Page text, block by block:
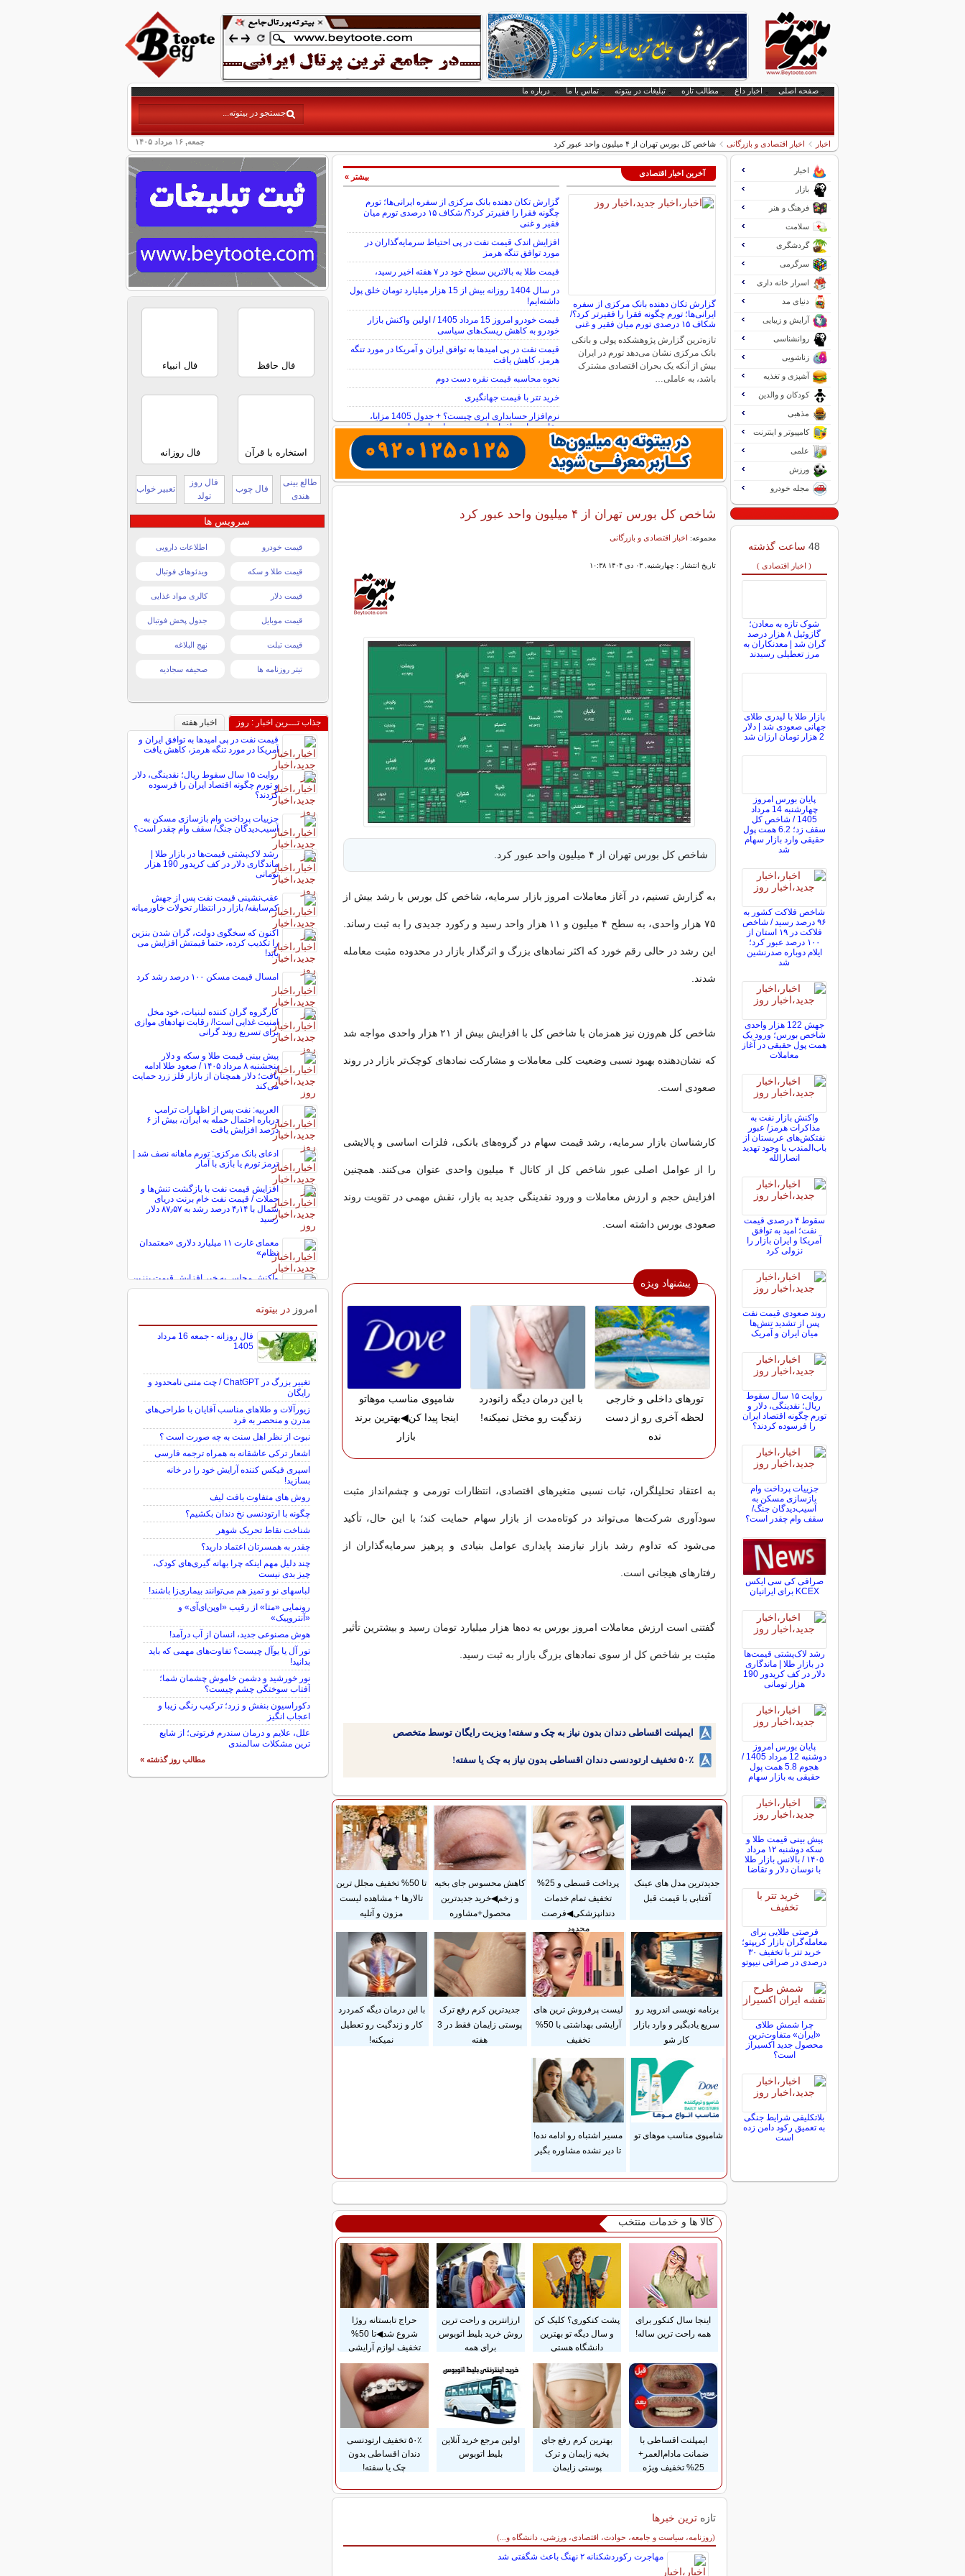
صفحه اصلی اخبار داغ مطالب تازه تبلیغات در بیتوته تماس با ما درباره ما
جمعه, ۱۶ مرداد ۱۴۰۵ اخبار اخبار اقتصادی و بازرگانی شاخص کل بورس تهران از ۴ میلیون واحد عبور کرد
آخرین اخبار اقتصادی
گزارش تکان‌ دهنده بانک مرکزی از سفره
ایرانی‌ها؛ تورم چگونه فقرا را فقیرتر کرد؟/
شکاف ۱۵ درصدی تورم میان فقیر و غنی
تازه‌ترین گزارش پژوهشکده پولی و بانکی
بانک مرکزی نشان می‌دهد تورم در ایران
بیش از آنکه یک بحران اقتصادی مشترک
باشد، به عاملی…
گزارش تکان‌ دهنده بانک مرکزی از سفره ایرانی‌ها؛ تورم
چگونه فقرا را فقیرتر کرد؟/ شکاف ۱۵ درصدی تورم میان
فقیر و غنی
افزایش اندک قیمت نفت در پی احتیاط سرمایه‌گذاران در
مورد توافق تنگه هرمز
قیمت طلا به بالاترین سطح خود در ۷ هفته اخیر رسید،
در سال 1404 روزانه بیش از 15 هزار میلیارد تومان خلق پول
داشته‌ایم!
قیمت خودرو امروز 15 مرداد 1405 / اولین واکنش بازار
خودرو به کاهش ریسک‌های سیاسی
قیمت نفت در پی امیدها به توافق ایران و آمریکا در مورد تنگه
هرمز، کاهش یافت
نحوه محاسبه قیمت نقره دست دوم
خرید تتر با قیمت جهانگیری
نرم‌افزار حسابداری ابری چیست؟ + جدول 1405 مزایا،
مقایسه با نرم‌افزارهای سنتی و راهنمای مهاجرت
بیشتر »
شاخص کل بورس تهران از ۴ میلیون واحد عبور کرد
مجموعه: اخبار اقتصادی و بازرگانی
تاریخ انتشار : چهارشنبه, ۰۳ دی ۱۴۰۴ ۱۰:۳۸
شاخص کل بورس تهران از ۴ میلیون واحد عبور کرد.
به گزارش تسنیم، در آغاز معاملات امروز بازار سرمایه، شاخص کل بورس با رشد بیش از
۷۵ هزار واحدی، به سطح ۴ میلیون و ۱۱ هزار واحد رسید و رکورد جدیدی را به ثبت رساند.
این رشد در حالی رقم خورد که اکثر نماد‌های بزرگ و اثرگذار بازار در محدوده مثبت معامله
شدند.
شاخص کل هم‌وزن نیز همزمان با شاخص کل با افزایش بیش از ۲۱ هزار واحدی مواجه شد
که نشان‌دهنده بهبود نسبی وضعیت کلی معاملات و مشارکت نماد‌های کوچک‌تر بازار در روند
صعودی است.
کارشناسان بازار سرمایه، رشد قیمت سهام در گروه‌های بانکی، فلزات اساسی و پالایشی
را از عوامل اصلی عبور شاخص کل از کانال ۴ میلیون واحدی عنوان می‌کنند. همچنین
افزایش حجم و ارزش معاملات و ورود نقدینگی جدید به بازار، نقش مهمی در تقویت روند
صعودی بورس داشته است.
پیشنهاد ویژه
تورهای داخلی و خارجی
لحظه آخری رو از دست
نده
با این درمان دیگه زانودرد
زندگیت رو مختل نمیکنه!
شامپوی مناسب موهاتو
اینجا پیدا کن◀بهترین برند
بازار
به اعتقاد تحلیلگران، ثبات نسبی متغیر‌های اقتصادی، انتظارات تورمی و چشم‌انداز مثبت
سودآوری شرکت‌ها می‌تواند در کوتاه‌مدت از بازار سهام حمایت کند؛ با این حال، تأکید
می‌شود که تداوم رشد بازار نیازمند پایداری عوامل بنیادی و پرهیز سرمایه‌گذاران از
رفتار‌های هیجانی است.
گفتنی است ارزش معاملات امروز بورس به ده‌ها هزار میلیارد تومان رسید و بیشترین تأثیر
مثبت بر شاخص کل از سوی نماد‌های بزرگ بازار به ثبت رسید.
ایمپلنت اقساطی دندان بدون نیاز به چک و سفته! ویزیت رایگان توسط متخصص
۵۰٪ تخفیف ارتودنسی دندان اقساطی بدون نیاز به چک یا سفته!
جدیدترین مدل های عینک
آفتابی با قیمت قبل
پرداخت قسطی و 25%
تخفیف تمام خدمات
دندانپزشکی◀فرصت
محدود
کاهش محسوس جای بخیه
و زخم◀خرید جدیدترین
محصول+مشاوره
تا 50% تخفیف مجلل ترین
تالارها + مشاهده لیست
مزون و آتلیه
برنامه نویسی اندروید رو
سریع یادبگیر و وارد بازار
کار شو
لیست پرفروش ترین های
آرایشی بهداشتی با 50%
تخفیف
جدیدترین کرم رفع ترک
پوستی زایمان فقط در 3
هفته
با این درمان دیگه کمردرد
کار و زندگیت رو تعطیل
نمیکنه!
شامپوی مناسب موهای تو
مسیر اشتباه رو ادامه نده!
تا دیر نشده مشاوره بگیر
کالا ها و خدمات منتخب
اینجا سال کنکور برای
همه راحت ترین ساله!
پشت کنکوری؟ کلیک کن
و سال دیگه تو بهترین
دانشگاه هستی
ارزانترین و راحت ترین
روش خرید بلیط اتوبوس
برای همه
حراج تابستانه روژا
شروع شد◀تا 50%
تخفیف لوازم آرایشی
ایمپلنت اقساطی با
ضمانت مادام‌العمر+
25% تخفیف ویژه
بهترین کرم رفع جای
بخیه زایمان و ترک
پوستی زایمان
اولین مرجع خرید آنلاین
بلیط اتوبوس
۵۰٪ تخفیف ارتودنسی
دندان اقساطی بدون
چک یا سفته!
تازه ترین خبرها
(روزنامه، سیاست و جامعه، حوادث، اقتصادی، ورزشی، دانشگاه و...)
سایر خبرهای داغ
مهاجرت رکوردشکنانه ۲ نهنگ باعث شگفتی شد
اخبار
بازار
فرهنگ و هنر
سلامت
گردشگری
سرگرمی
اسرار خانه داری
دنیای مد
آرایش و زیبایی
روانشناسی
زناشویی
آشپزی و تغذیه
کودکان و والدین
مذهبی
کامپیوتر و اینترنت
علمی
ورزش
مجله خودرو
48 ساعت گذشته
( اخبار اقتصادی )
شوک تازه به معادن؛
گازوئیل ۸ هزار درصد
گران شد | معدنکاران به
مرز تعطیلی رسیدند
بازار طلا با لیدری طلای
جهانی صعودی شد | دلار
2 هزار تومان ارزان شد
پایان بورس امروز
چهارشنبه 14 مرداد
1405 / شاخص کل
سقف زد؛ 6.2 همت پول
حقیقی وارد بازار سهام
شد
شاخص فلاکت کشور به
۹۶ درصد رسید / شاخص
فلاکت در ۱۹ استان از
۱۰۰ درصد عبور کرد؛
ایلام دوباره صدرنشین
شد
جهش 122 هزار واحدی
شاخص بورس؛ ورود یک
همت پول حقیقی در آغاز
معاملات
واکنش بازار نفت به
مذاکرات هرمز/ عبور
نفتکش‌های عربستان از
باب‌المندب با وجود تهدید
انصارالله
سقوط ۴ درصدی قیمت
نفت؛ امید به توافق
آمریکا و ایران بازار را
نزولی کرد
روند صعودی قیمت نفت
پس از تشدید تنش‌ها
میان ایران و آمریک
روایت ۱۵ سال سقوط
ریال؛ نقدینگی، دلار و
تورم چگونه اقتصاد ایران
را فرسوده کردند؟
جزییات پرداخت وام
بازسازی مسکن به
آسیب‌دیدگان جنگ/
سقف وام چقدر است؟
صرافی کی سی ایکس
KCEX برای ایرانیان
رشد لاک‌پشتی قیمت‌ها
در بازار طلا | ماندگاری
دلار در کف کریدور 190
هزار تومانی
پایان بورس امروز
دوشنبه 12 مرداد 1405 /
هجوم 5.8 همت پول
حقیقی به بازار سهام
پیش ‌بینی قیمت طلا و
سکه دوشنبه ۱۲ مرداد
۱۴۰۵ / بالانس بازار طلا
با نوسان دلار و تقاضا
فرصتی طلایی برای
معامله‌گران بازار کریپتو؛
خرید تتر با تخفیف ۳۰
درصدی در صرافی نیپوتو
چرا شمش طلای
«ایران» متفاوت‌ترین
محصول جدید اکسیراز
است؟
بلاتکلیفی‌ شرایط جنگی
به تعمیق رکود دامن زده
است
فال حافظ فال انبیاء
استخاره با قرآن فال روزانه
طالع بینی
هندی
فال چوب
فال روز
تولد
تعبیر خواب
سرویس ها
قیمت خودرو اطلاعات دارویی
قیمت طلا و سکه ویدئوهای فوتبال
قیمت دلار کالری مواد غذایی
قیمت موبایل جدول پخش فوتبال
قیمت تبلت نهج البلاغه
تیتر روزنامه ها صحیفه سجادیه
جذاب تـــرین اخبار : روز
اخبار هفته
قیمت نفت در پی امیدها به توافق ایران و
آمریکا در مورد تنگه هرمز، کاهش یافت
روایت ۱۵ سال سقوط ریال؛ نقدینگی، دلار
و تورم چگونه اقتصاد ایران را فرسوده
کردند؟
جزییات پرداخت وام بازسازی مسکن به
آسیب‌دیدگان جنگ/ سقف وام چقدر است؟
رشد لاک‌پشتی قیمت‌ها در بازار طلا |
ماندگاری دلار در کف کریدور 190 هزار
تومانی
عقب‌نشینی قیمت نفت پس از جهش
کم‌سابقه/ بازار در انتظار تحولات خاورمیانه
اکنون که سخگوی دولت، گران شدن بنزین
را تکذیب کرده، حتما قیمتش افزایش می
یابد!
امسال قیمت مسکن ۱۰۰ درصد رشد کرد
کارگروه گران کننده لبنیات، خود مخل
امنیت غذایی است!/ رقابت نهاد‌های موازی
برای تسریع روند گرانی
پیش ‌بینی قیمت طلا و سکه و دلار
پنجشنبه ۸ مرداد ۱۴۰۵ / صعود طلا ادامه
یافت؛ دلار همچنان از بازار فلز زرد حمایت
می‌کند
العربیه: نفت پس از اظهارات ترامپ
درباره احتمال حمله به ایران، بیش از ۶
درصد افزایش یافت
ادعای بانک مرکزی: تورم ماهانه نصف شد |
ترمز تورم یا بازی با آمار
افزایش قیمت نفت با بازگشت تنش‌ها و
حملات / قیمت نفت خام برنت دریای
شمال با ۴٫۱۴ درصد رشد به ۸۷٫۵۷ دلار
رسید
معمای غارت ۱۱ میلیارد دلاری «معتمدان
نظام»
واکنش مجلس به خبر افزایش قیمت بنزین
امروز در بیتوته
فال روزانه - جمعه 16 مرداد
1405
تغییر بزرگ در ChatGPT / چت متنی نامحدود و
رایگان
زیورآلات و طلاهای مناسب آقایان با طراحی‌های
مدرن و منحصر به فرد
نبوت از نظر اهل سنت به چه صورت است ؟
اشعار ترکی عاشقانه به همراه ترجمه فارسی
اسپری فیکس کننده آرایش خود را در خانه
بسازید!
روش های متفاوت بافت لیف
چگونه با ارتودنسی نخ دندان بکشیم؟
شناخت نقاط تحریک شوهر
چقدر به همسرتان اعتماد دارید؟
چند دلیل مهم اینکه چرا بهانه گیری‌های کودک،
چیز بدی نیست
لباس‎های نو و تمیز هم می‌توانند بیماری‌زا باشند!
رونمایی «متا» از رقیب «اوپن‌ای‌آی» و
«آنتروپیک»
هوش مصنوعی جدید، انسان از آب درآمد!
تور آل یا یوآل چیست؟ تفاوت‌های مهمی که باید
بدانید!
نور خورشید و دشمن خاموش چشمان شما؛
آفتاب سوختگی چشم چیست؟
دکوراسیون بنفش و زرد؛ ترکیب رنگی زیبا و
اعجاب انگیز
علل، علایم و درمان سندرم فرتوتی؛ از شایع
ترین مشکلات سالمندی
مطالب روز گذشته »